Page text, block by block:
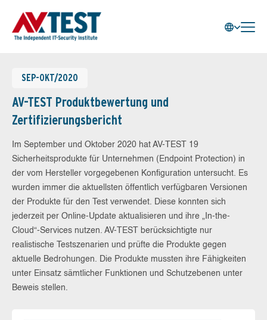
SEP-OKT/2020
AV-TEST Produktbewertung und
Zertifizierungsbericht
Im September und Oktober 2020 hat AV-TEST 19
Sicherheitsprodukte für Unternehmen (Endpoint Protection) in
der vom Hersteller vorgegebenen Konfiguration untersucht. Es
wurden immer die aktuellsten öffentlich verfügbaren Versionen
der Produkte für den Test verwendet. Diese konnten sich
jederzeit per Online-Update aktualisieren und ihre „In-the-
Cloud“-Services nutzen. AV-TEST berücksichtigte nur
realistische Testszenarien und prüfte die Produkte gegen
aktuelle Bedrohungen. Die Produkte mussten ihre Fähigkeiten
unter Einsatz sämtlicher Funktionen und Schutzebenen unter
Beweis stellen.